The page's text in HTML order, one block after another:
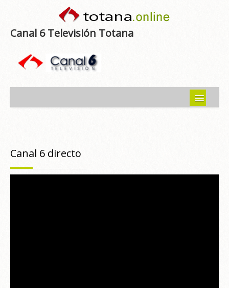
Canal 6 Televisión Totana
Programas emitidos
Canal 6 directo